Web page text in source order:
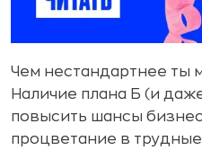
Чем нестандартнее ты
Наличие плана Б (и
повысить шансы
процветание в